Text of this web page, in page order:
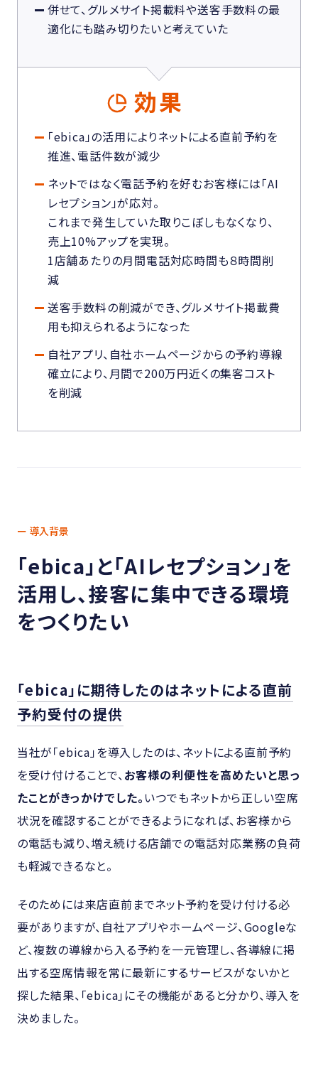
併せて、グルメサイト掲載料や送客手数料の最
適化にも踏み切りたいと考えていた
効果
「ebica」の活用によりネットによる直前予約を
推進、電話件数が減少
ネットではなく電話予約を好むお客様には「AI
レセプション」が応対。
これまで発生していた取りこぼしもなくなり、
売上10%アップを実現。
1店舗あたりの月間電話対応時間も８時間削
減
送客手数料の削減ができ、グルメサイト掲載費
用も抑えられるようになった
自社アプリ、自社ホームページからの予約導線
確立により、月間で200万円近くの集客コスト
を削減
ー 導入背景
「ebica」と「AIレセプション」を
活用し、接客に集中できる環境
をつくりたい
「ebica」に期待したのはネットによる直前
予約受付の提供
当社が「ebica」を導入したのは、ネットによる直前予約
を受け付けることで、お客様の利便性を高めたいと思っ
たことがきっかけでした。 いつでもネットから正しい空席
状況を確認することができるようになれば、お客様から
の電話も減り、増え続ける店舗での電話対応業務の負荷
も軽減できるなと。
そのためには来店直前までネット予約を受け付ける必
要がありますが、自社アプリやホームページ、Googleな
ど、複数の導線から入る予約を一元管理し、各導線に掲
出する空席情報を常に最新にするサービスがないかと
探した結果、「ebica」にその機能があると分かり、導入を
決めました。